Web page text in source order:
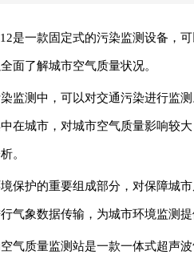
是一款固定式的污染监测设备，
面了解城市空气质量状况。
监测中，可以对交通污染进行监
在城市，对城市空气质量影响较
。
保护的重要组成部分，对保障城
气象数据传输，为城市环境监测提
气质量监测站是一款一体式超声